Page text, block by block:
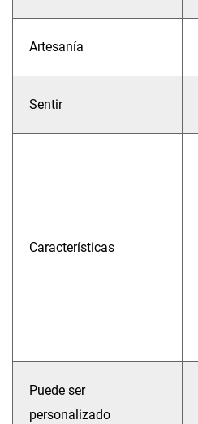
Artesanía
Sentir
Características
Puede ser
personalizado